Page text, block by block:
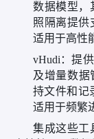
数据模型，
照隔离提供
适用于高性
vHudi：提
及增量数据
持文件和记
适用于频繁
集成这些工